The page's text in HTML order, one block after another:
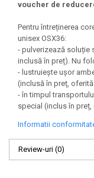
voucher de
Pentru întreținerea
unisex OSX36:
- pulverizează soluție
inclusă în preț). Nu
- lustruiește ușor
(inclusă în preț,
- în timpul
special (inclus în
Informatii
Review-uri (0)